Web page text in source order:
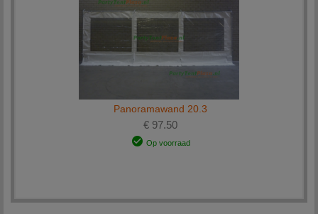
Panoramawand 20.3
€ 97.50
Op voorraad